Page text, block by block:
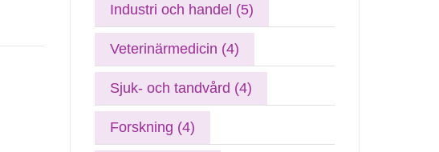
Industri och handel (5)
Veterinärmedicin (4)
Sjuk- och tandvård (4)
Forskning (4)